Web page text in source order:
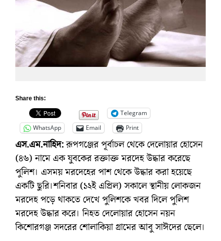
Share this:
Telegram
WhatsApp
Email Print
এস.এম.নাহিদ:রূপগঞ্জের পূর্বাচল থেকে দেলোয়ার হোসেন
(৪৬) নামে এক যুবকের রক্তাক্ত মরদেহ উদ্ধার করেছে
পুলিশ। এসময় মরদেহের পাশ থেকে উদ্ধার করা হয়েছে
একটি ছুরি।শনিবার (১২ই এপ্রিল) সকালে স্থানীয় লোকজন
মরদেহ পড়ে থাকতে দেখে পুলিশকে খবর দিলে পুলিশ
মরদেহ উদ্ধার করে। নিহত দেলোয়ার হোসেন নয়ন
কিশোরগঞ্জ সদরের শোলাকিয়া গ্রামের আবু সাঈদের ছেলে।